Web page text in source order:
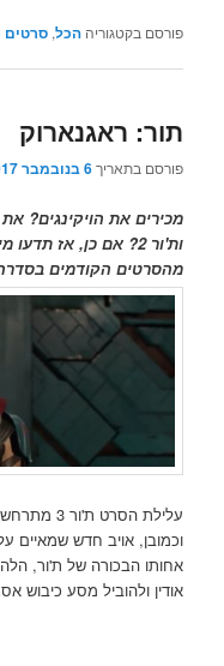
פורסם בקטגוריה הכל,סרטים
תור: ראגנארוק
פורסם בתאריך6 בנובמבר 2017
ות'ור 2? אם כן, אז
מהסרטים הקודמים
עלילת
וכמובן, אויב חדש שמאיים
אחותו הבכורה של ת'ור,
אודין ולהוביל מסע כיבוש